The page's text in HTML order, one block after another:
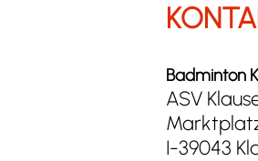
Badminton
ASV
I-39043